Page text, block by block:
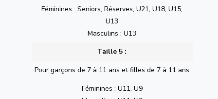
Féminines : Seniors, Réserves, U21, U18, U15,
U13
Masculins : U13
Taille 5 :
Pour garçons de 7 à 11 ans et filles de 7 à 11 ans
Féminines : U11, U9